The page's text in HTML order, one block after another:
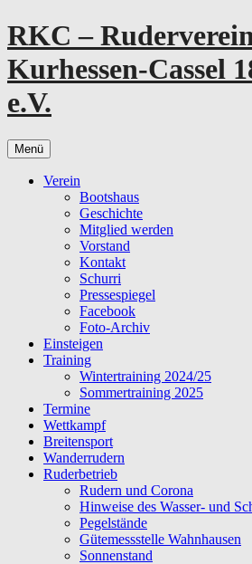
Zum
Inhalt
springen
RKC –
Kurhessen-Cassel
e.V.
Menü
Verein
Bootshaus
Geschichte
Mitglied werden
Vorstand
Kontakt
Schurri
Pressespiegel
Facebook
Foto-Archiv
Einsteigen
Training
Wintertraining 2024/25
Sommertraining 2025
Termine
Wettkampf
Breitensport
Wanderrudern
Ruderbetrieb
Rudern und Corona
Hinweise des Wasser- und
Pegelstände
Gütemessstelle Wahnhausen
Sonnenstand